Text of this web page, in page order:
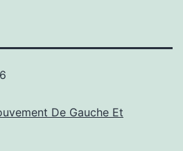
De Gauche Et